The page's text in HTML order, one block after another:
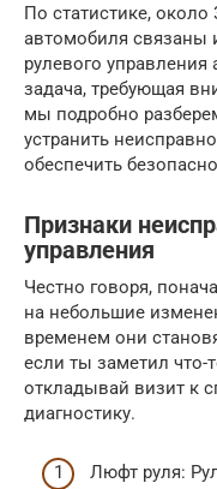
По статистике,
автомобиля связаны
рулевого
задача, требующая
мы подробно
устранить
обеспечить
Признаки
управления
Честно говоря,
на небольшие
временем они
если ты заметил что-
откладывай визит к
диагностику.
Люфт руля: